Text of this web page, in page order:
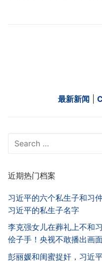
最新新闻
Search
近期热门档案
习近平的六个私生子和习
习近平的私生子名字
李克强女儿在葬礼上不和
侩子手！央视不敢播出画
彭丽媛和闺蜜捉奸，习近